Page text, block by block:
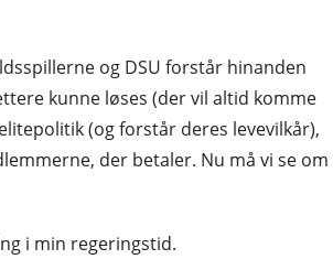
og DSU forstår hinanden
kunne løses (der vil altid komme
(og forstår deres levevilkår),
der betaler. Nu må vi se om
i min regeringstid.